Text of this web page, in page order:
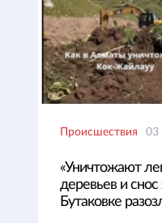
Происшествия 03
«Уничтожают
деревьев и
Бутаковке